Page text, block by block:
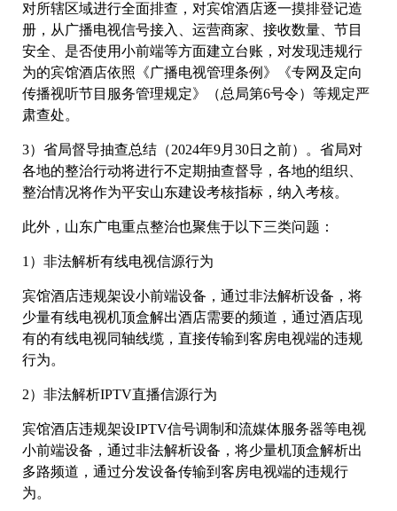
对所辖区域进行全面排查，对宾馆酒店逐一摸排登记造
册，从广播电视信号接入、运营商家、接收数量、节目
安全、是否使用小前端等方面建立台账，对发现违规行
为的宾馆酒店依照《广播电视管理条例》《专网及定向
传播视听节目服务管理规定》（总局第6号令）等规定严
肃查处。
3）省局督导抽查总结（2024年9月30日之前）。省局对
各地的整治行动将进行不定期抽查督导，各地的组织、
整治情况将作为平安山东建设考核指标，纳入考核。
此外，山东广电重点整治也聚焦于以下三类问题：
1）非法解析有线电视信源行为
宾馆酒店违规架设小前端设备，通过非法解析设备，将
少量有线电视机顶盒解出酒店需要的频道，通过酒店现
有的有线电视同轴线缆，直接传输到客房电视端的违规
行为。
2）非法解析IPTV直播信源行为
宾馆酒店违规架设IPTV信号调制和流媒体服务器等电视
小前端设备，通过非法解析设备，将少量机顶盒解析出
多路频道，通过分发设备传输到客房电视端的违规行
为。